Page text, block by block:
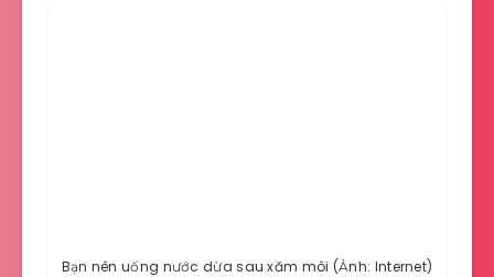
Bạn nên uống nước dừa sau xăm môi (Ảnh: Internet)